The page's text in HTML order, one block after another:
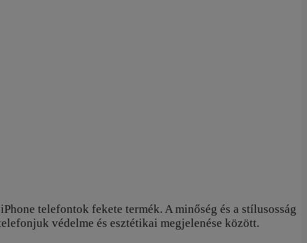
telefontok fekete termék. A minőség és a stílusosság
védelme és esztétikai megjelenése között.